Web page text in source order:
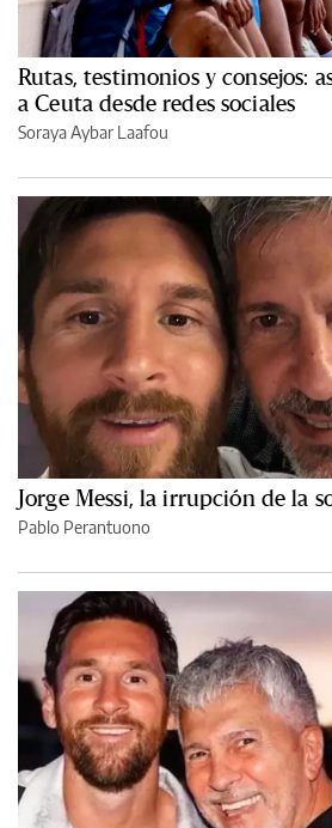
Rutas, testimonios y consejos:
a Ceuta desde redes sociales
Soraya Aybar Laafou
Jorge Messi, la irrupción de la
Pablo Perantuono